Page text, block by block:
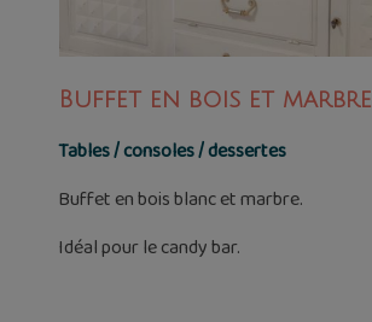
Buffet en bois et marbre
Tables / consoles / dessertes
Buffet en bois blanc et marbre.
Idéal pour le candy bar.